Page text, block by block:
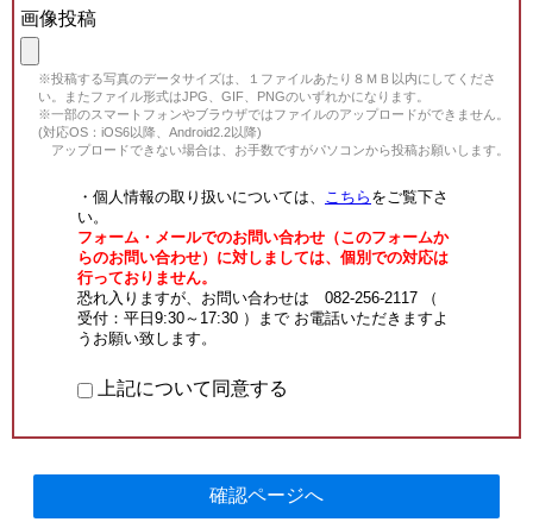
画像投稿
※投稿する写真のデータサイズは、１ファイルあたり８ＭＢ以内にしてくださ
い。またファイル形式はJPG、GIF、PNGのいずれかになります。
※一部のスマートフォンやブラウザではファイルのアップロードができません。
(対応OS：iOS6以降、Android2.2以降)
アップロードできない場合は、お手数ですがパソコンから投稿お願いします。
・個人情報の取り扱いについては、 こちら をご覧下さ
い。
フォーム・メールでのお問い合わせ（このフォームか
らのお問い合わせ）に対しましては、個別での対応は
行っておりません。
恐れ入りますが、お問い合わせは 082-256-2117 （
受付：平日9:30～17:30 ）まで お電話いただきますよ
うお願い致します。
上記について同意する
確認ページへ